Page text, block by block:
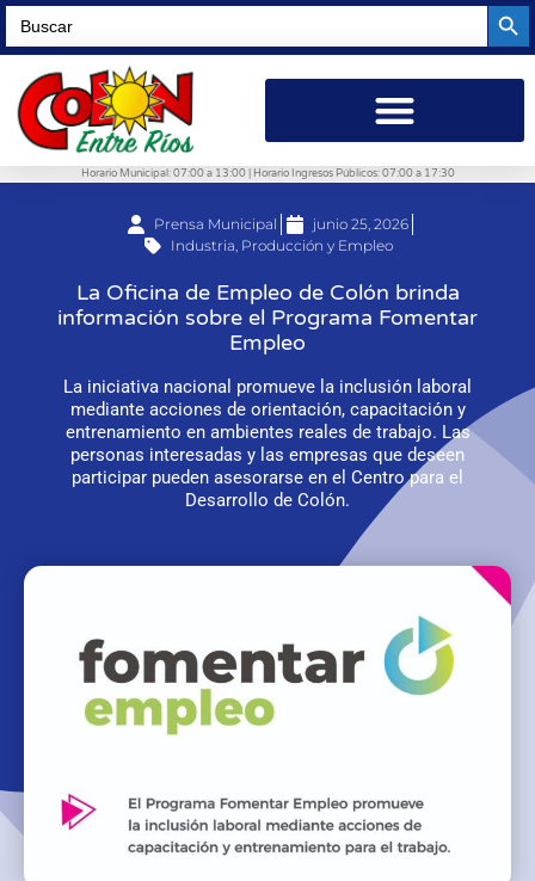
Search
for:
Horario Municipal: 07:00 a 13:00 | Horario Ingresos Públicos: 07:00 a 17:30
Prensa Municipal
junio 25, 2026
Industria, Producción y Empleo
La Oficina de Empleo de Colón brinda
información sobre el Programa Fomentar
Empleo
La iniciativa nacional promueve la inclusión laboral
mediante acciones de orientación, capacitación y
entrenamiento en ambientes reales de trabajo. Las
personas interesadas y las empresas que deseen
participar pueden asesorarse en el Centro para el
Desarrollo de Colón.